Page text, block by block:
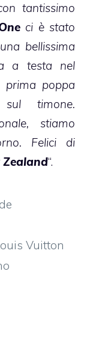
tantissimo
ci è stato
bellissima
a testa nel
prima poppa
timone.
stiamo
Felici di
Zealand“.
Vuitton